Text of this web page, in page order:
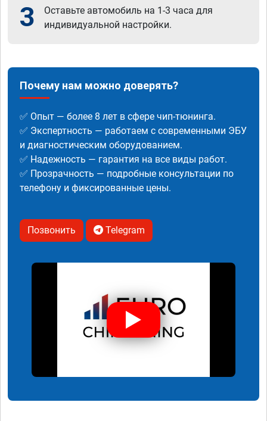
3
Оставьте автомобиль на 1-3 часа для
индивидуальной настройки.
Почему нам можно доверять?
✅ Опыт — более 8 лет в сфере чип-тюнинга.
✅ Экспертность — работаем с современными ЭБУ
и диагностическим оборудованием.
✅ Надежность — гарантия на все виды работ.
✅ Прозрачность — подробные консультации по
телефону и фиксированные цены.
Позвонить Telegram